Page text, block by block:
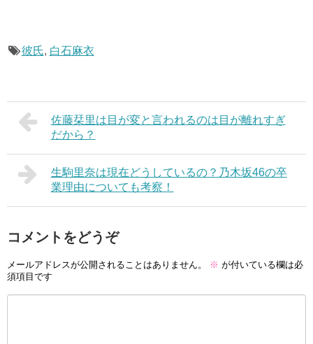
彼氏, 白石麻衣
佐藤栞里は目が変と言われるのは目が離れすぎ
だから？
生駒里奈は現在どうしているの？乃木坂46の卒
業理由についても考察！
コメントをどうぞ
メールアドレスが公開されることはありません。 ※ が付いている欄は必
須項目です